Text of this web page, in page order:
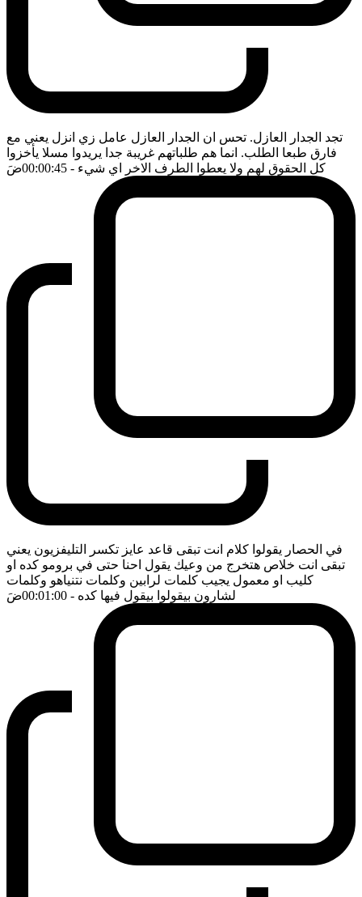
تجد الجدار العازل. تحس ان الجدار العازل عامل زي انزل يعني مع
فارق طبعا الطلب. انما هم طلباتهم غريبة جدا يريدوا مسلا يأخزوا
كل الحقوق لهم ولا يعطوا الطرف الاخر اي شيء - 00:00:45 ضَ
في الحصار يقولوا كلام انت تبقى قاعد عايز تكسر التليفزيون يعني
تبقى انت خلاص هتخرج من وعيك يقول احنا حتى في برومو كده او
كليب او معمول يجيب كلمات لرابين وكلمات نتنياهو وكلمات
لشارون بيقولوا بيقول فيها كده - 00:01:00 ضَ